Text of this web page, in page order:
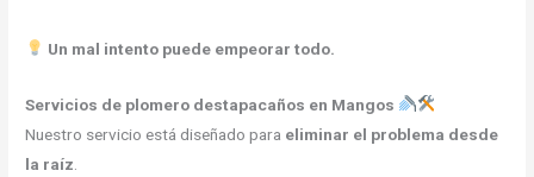
Un mal intento puede empeorar todo.
Servicios de plomero destapacaños en Mangos
Nuestro servicio está diseñado para eliminar el problema desde
la raíz